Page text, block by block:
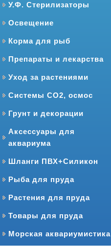
У.Ф. Стерилизаторы
Освещение
Корма для рыб
Препараты и лекарства
Уход за растениями
Системы CO2, осмос
Грунт и декорации
Аксессуары для
аквариума
Шланги ПВХ+Силикон
Рыба для пруда
Растения для пруда
Товары для пруда
Морская аквариумистика